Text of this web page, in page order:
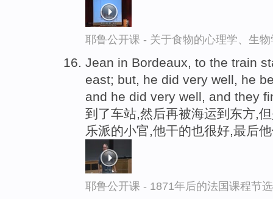
耶鲁公开课 - 关于食物的心理学、生
Jean in Bordeaux, to the train
east; but, he did very well, he
and he did very well, and they
到了车站,然后再被海运到东方,
乐派的小官,他干的也很好,最后
耶鲁公开课 - 1871年后的法国课程节选